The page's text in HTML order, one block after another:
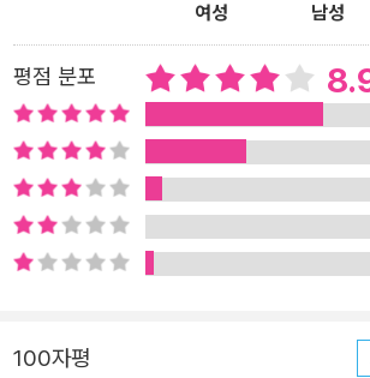
바라보는 사람들이 있다. 빔 벤더스 역시 그런 감독 부류에 속한다. 그
의 사진은 영화의 정지화면 같기도 하며, 그는
로 직접 기록한다. 영화 작업을 위해 장소 헌팅
와 함께 한다. 여기까지는 사진을 좋아하는 보
바가 없다. 하지만, 그가 특별한 것은 자신도 모르는 사이에 사진에 대
한 자신만의 이론을 발화했기 때문이며, 사실은
미 그의 사진이 스스로 특별함을 증명하고 있었다. 앙리 카르티
레송은 사진을 찍을 때, 결정적인 순간
적으로 포착해야 함을 이야기했다. 이는 그의 사
빔 벤더스 역시, 사진이 담는 찰나의 순간과 ‘단
여성
남성
평점 분포
100자평